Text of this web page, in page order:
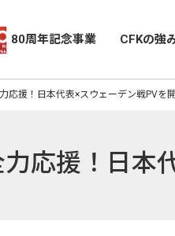
80周年記念事業 CFKの強
応援！日本代表×スウェーデン戦PVを
応援！日本